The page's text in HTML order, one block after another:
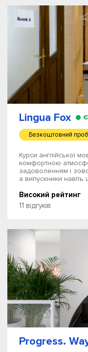
Lingua Fox
Безкоштовний
Курси англійської
комфортною
задоволенням і
а випускники
Високий рейтинг
11 відгуків
Progress.